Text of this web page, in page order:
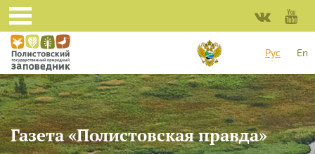
Рус En
Газета «Полистовская правда»